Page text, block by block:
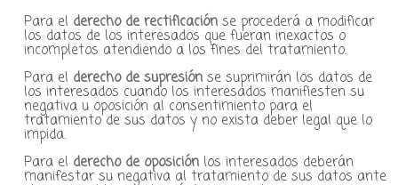
Para el derecho de rectificaciónse procederá a modificar
los datos de los interesados que fueran inexactos o
incompletos atendiendo a los fines del tratamiento.
Para el derecho de supresiónse suprimirán los datos de
los interesados cuando los interesados manifiesten su
negativa u oposición al consentimiento para el
tratamiento de sus datos y no exista deber legal que lo
impida.
Para el derecho de oposiciónlos interesados deberán
manifestar su negativa al tratamiento de sus datos ante